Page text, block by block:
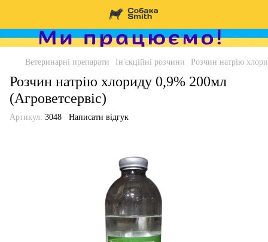
Ветеринарні препарати Ін'єкційні розчини Розчин натрію
Розчин натрію хлориду 0,9% 200мл
(Агроветсервіс)
Артикул: 3048 Написати відгук